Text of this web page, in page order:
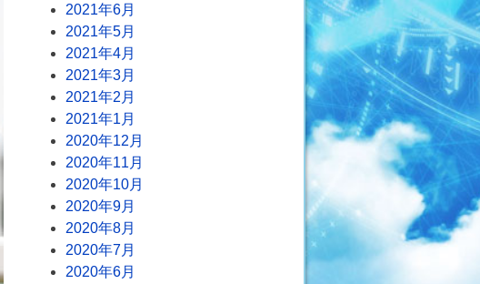
2021年6月
2021年5月
2021年4月
2021年3月
2021年2月
2021年1月
2020年12月
2020年11月
2020年10月
2020年9月
2020年8月
2020年7月
2020年6月